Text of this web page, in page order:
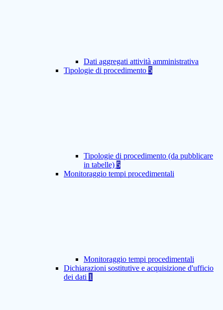
Dati aggregati attività amministrativa
Tipologie di procedimento 5
Tipologie di procedimento (da pubblicare
in tabelle) 5
Monitoraggio tempi procedimentali
Monitoraggio tempi procedimentali
Dichiarazioni sostitutive e acquisizione d'ufficio
dei dati 1